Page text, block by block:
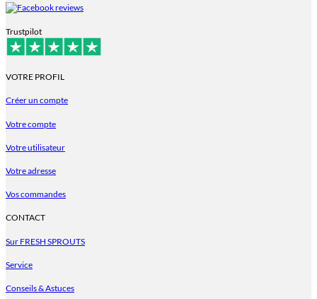
Trustpilot
VOTRE PROFIL
Créer un compte
Votre compte
Votre utilisateur
Votre adresse
Vos commandes
CONTACT
Sur FRESH SPROUTS
Service
Conseils & Astuces